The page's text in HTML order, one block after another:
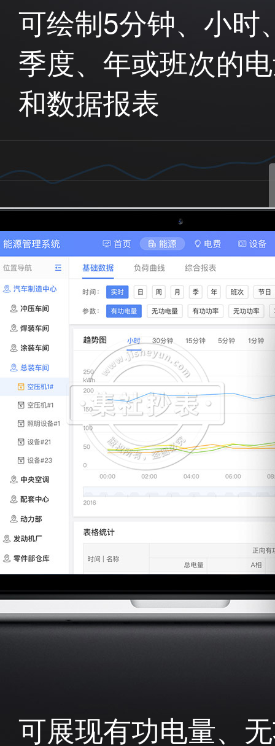
可绘制5分钟、小时
季度、年或班次的
和数据报表
可展现有功电量、